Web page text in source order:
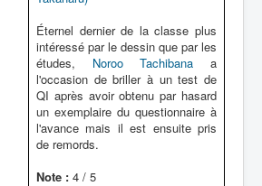
Éternel dernier de la classe plus
intéressé par le dessin que par les
études, Noroo Tachibana a
l'occasion de briller à un test de
QI après avoir obtenu par hasard
un exemplaire du questionnaire à
l'avance mais il est ensuite pris
de remords.
Note : 4 / 5